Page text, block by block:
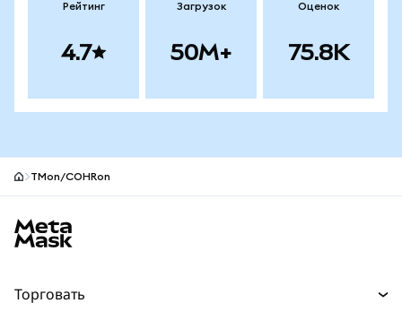
Рейтинг
4.7
Загрузок
50M+
Оценок
75.8K
TMon/COHRon
Торговать